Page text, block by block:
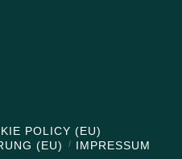
POLICY (EU)
(EU)
IMPRESSUM